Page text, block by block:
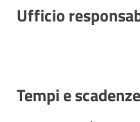
Ufficio
Tempi e scadenze